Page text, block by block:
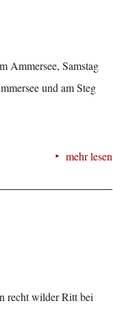
Ammersee, Samstag
und am Steg
mehr lesen
recht wilder Ritt bei